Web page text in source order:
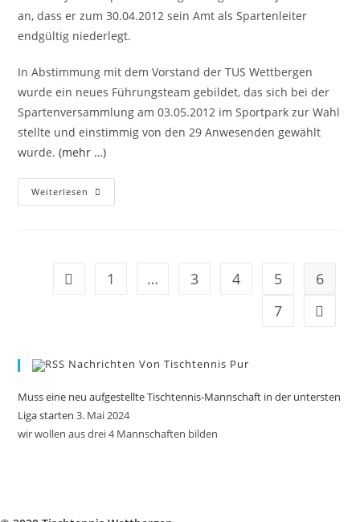
an, dass er zum 30.04.2012 sein Amt als Spartenleiter
endgültig niederlegt.
In Abstimmung mit dem Vorstand der TUS Wettbergen
wurde ein neues Führungsteam gebildet, das sich bei der
Spartenversammlung am 03.05.2012 im Sportpark zur Wahl
stellte und einstimmig von den 29 Anwesenden gewählt
wurde.(mehr …)
Weiterlesen Neue
Spartenleitung
Gehe zur vorherigen Seite
1 … 3 4 5
6
7
Gehe
Nachrichten Von Tischtennis Pur
Muss eine neu aufgestellte Tischtennis-Mannschaft in der untersten
Liga starten 3. Mai 2024
wir wollen aus drei 4 Mannschaften bilden